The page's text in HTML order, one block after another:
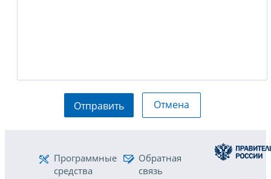
Отправить Отмена
Программные
средства
Обратная
связь